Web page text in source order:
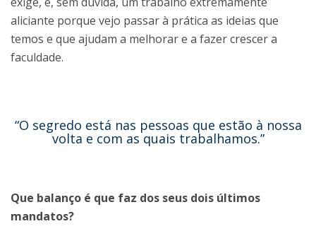
aliciante porque vejo passar à prática as ideias que
temos e que ajudam a melhorar e a fazer crescer a
faculdade.
“O segredo está nas pessoas que estão à nossa
volta e com as quais trabalhamos.”
Que balanço é que faz dos seus dois últimos
mandatos?